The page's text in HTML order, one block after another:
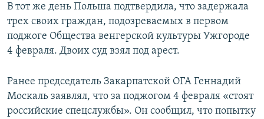
В тот же день Польша подтвердила, что задержала
трех своих граждан, подозреваемых в первом
поджоге Общества венгерской культуры Ужгороде
4 февраля. Двоих суд взял под арест.
Ранее председатель Закарпатской ОГА Геннадий
Москаль заявлял, что за поджогом 4 февраля «стоят
российские спецслужбы». Он сообщил, что попытку